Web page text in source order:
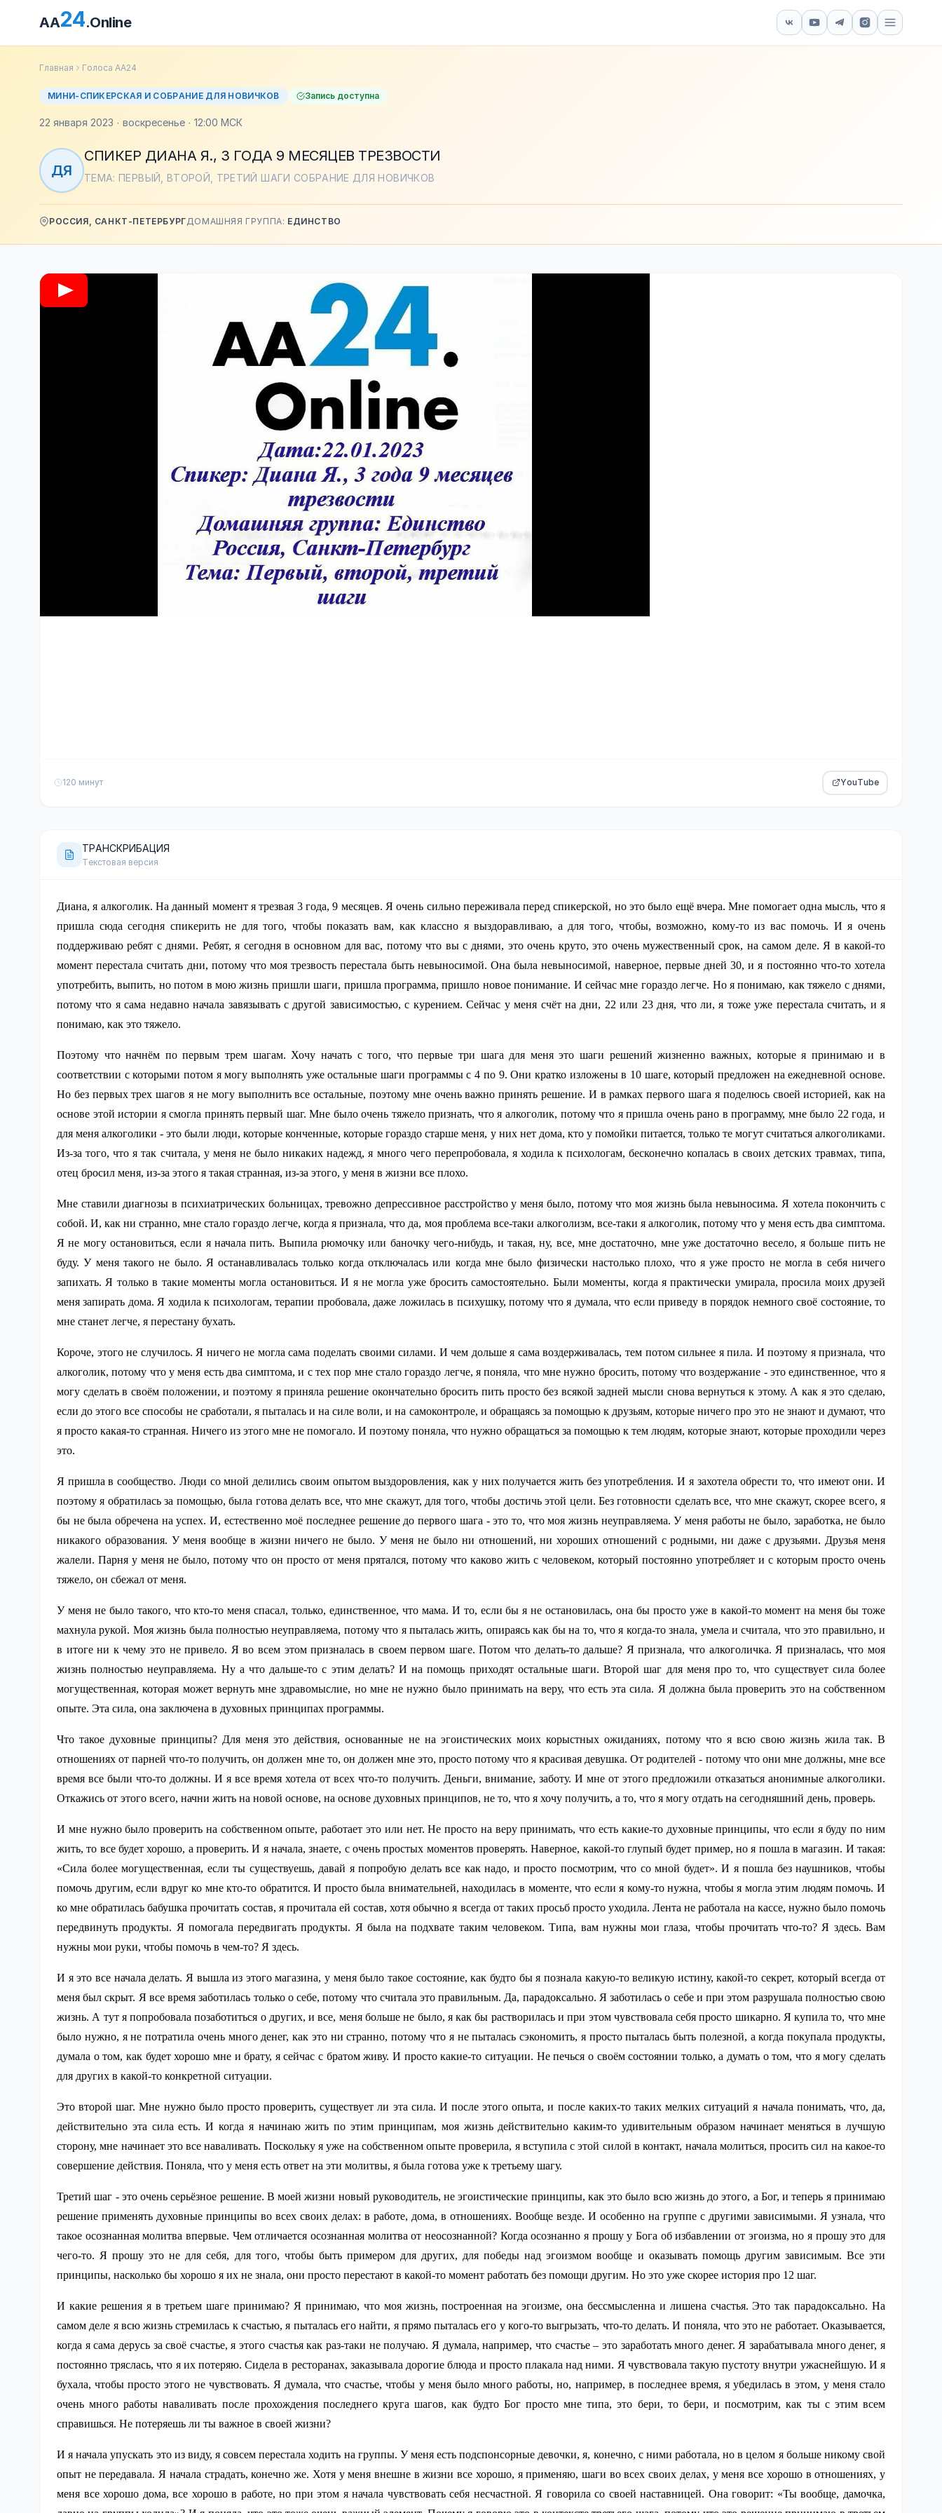
AA24.Online
Главная Голоса АА24
МИНИ-СПИКЕРСКАЯ И СОБРАНИЕ ДЛЯ НОВИЧКОВ Запись доступна
22 января 2023 · воскресенье · 12:00 МСК
ДЯ
СПИКЕР ДИАНА Я., 3 ГОДА 9 МЕСЯЦЕВ ТРЕЗВОСТИ
ТЕМА: ПЕРВЫЙ, ВТОРОЙ, ТРЕТИЙ ШАГИ СОБРАНИЕ ДЛЯ НОВИЧКОВ
РОССИЯ, САНКТ-ПЕТЕРБУРГДОМАШНЯЯ ГРУППА: ЕДИНСТВО
120 минут YouTube
ТРАНСКРИБАЦИЯ
Текстовая версия
Диана, я алкоголик. На данный момент я трезвая 3 года, 9 месяцев. Я очень сильно переживала перед спикерской, но это было ещё вчера. Мне помогает одна мысль, что я
пришла сюда сегодня спикерить не для того, чтобы показать вам, как классно я выздоравливаю, а для того, чтобы, возможно, кому-то из вас помочь. И я очень
поддерживаю ребят с днями. Ребят, я сегодня в основном для вас, потому что вы с днями, это очень круто, это очень мужественный срок, на самом деле. Я в какой-то
момент перестала считать дни, потому что моя трезвость перестала быть невыносимой. Она была невыносимой, наверное, первые дней 30, и я постоянно что-то хотела
употребить, выпить, но потом в мою жизнь пришли шаги, пришла программа, пришло новое понимание. И сейчас мне гораздо легче. Но я понимаю, как тяжело с днями,
потому что я сама недавно начала завязывать с другой зависимостью, с курением. Сейчас у меня счёт на дни, 22 или 23 дня, что ли, я тоже уже перестала считать, и я
понимаю, как это тяжело.
Поэтому что начнём по первым трем шагам. Хочу начать с того, что первые три шага для меня это шаги решений жизненно важных, которые я принимаю и в
соответствии с которыми потом я могу выполнять уже остальные шаги программы с 4 по 9. Они кратко изложены в 10 шаге, который предложен на ежедневной основе.
Но без первых трех шагов я не могу выполнить все остальные, поэтому мне очень важно принять решение. И в рамках первого шага я поделюсь своей историей, как на
основе этой истории я смогла принять первый шаг. Мне было очень тяжело признать, что я алкоголик, потому что я пришла очень рано в программу, мне было 22 года, и
для меня алкоголики - это были люди, которые конченные, которые гораздо старше меня, у них нет дома, кто у помойки питается, только те могут считаться алкоголиками.
Из-за того, что я так считала, у меня не было никаких надежд, я много чего перепробовала, я ходила к психологам, бесконечно копалась в своих детских травмах, типа,
отец бросил меня, из-за этого я такая странная, из-за этого, у меня в жизни все плохо.
Мне ставили диагнозы в психиатрических больницах, тревожно депрессивное расстройство у меня было, потому что моя жизнь была невыносима. Я хотела покончить с
собой. И, как ни странно, мне стало гораздо легче, когда я признала, что да, моя проблема все-таки алкоголизм, все-таки я алкоголик, потому что у меня есть два симптома.
Я не могу остановиться, если я начала пить. Выпила рюмочку или баночку чего-нибудь, и такая, ну, все, мне достаточно, мне уже достаточно весело, я больше пить не
буду. У меня такого не было. Я останавливалась только когда отключалась или когда мне было физически настолько плохо, что я уже просто не могла в себя ничего
запихать. Я только в такие моменты могла остановиться. И я не могла уже бросить самостоятельно. Были моменты, когда я практически умирала, просила моих друзей
меня запирать дома. Я ходила к психологам, терапии пробовала, даже ложилась в психушку, потому что я думала, что если приведу в порядок немного своё состояние, то
мне станет легче, я перестану бухать.
Короче, этого не случилось. Я ничего не могла сама поделать своими силами. И чем дольше я сама воздерживалась, тем потом сильнее я пила. И поэтому я признала, что
алкоголик, потому что у меня есть два симптома, и с тех пор мне стало гораздо легче, я поняла, что мне нужно бросить, потому что воздержание - это единственное, что я
могу сделать в своём положении, и поэтому я приняла решение окончательно бросить пить просто без всякой задней мысли снова вернуться к этому. А как я это сделаю,
если до этого все способы не сработали, я пыталась и на силе воли, и на самоконтроле, и обращаясь за помощью к друзьям, которые ничего про это не знают и думают, что
я просто какая-то странная. Ничего из этого мне не помогало. И поэтому поняла, что нужно обращаться за помощью к тем людям, которые знают, которые проходили через
это.
Я пришла в сообщество. Люди со мной делились своим опытом выздоровления, как у них получается жить без употребления. И я захотела обрести то, что имеют они. И
поэтому я обратилась за помощью, была готова делать все, что мне скажут, для того, чтобы достичь этой цели. Без готовности сделать все, что мне скажут, скорее всего, я
бы не была обречена на успех. И, естественно моё последнее решение до первого шага - это то, что моя жизнь неуправляема. У меня работы не было, заработка, не было
никакого образования. У меня вообще в жизни ничего не было. У меня не было ни отношений, ни хороших отношений с родными, ни даже с друзьями. Друзья меня
жалели. Парня у меня не было, потому что он просто от меня прятался, потому что каково жить с человеком, который постоянно употребляет и с которым просто очень
тяжело, он сбежал от меня.
У меня не было такого, что кто-то меня спасал, только, единственное, что мама. И то, если бы я не остановилась, она бы просто уже в какой-то момент на меня бы тоже
махнула рукой. Моя жизнь была полностью неуправляема, потому что я пыталась жить, опираясь как бы на то, что я когда-то знала, умела и считала, что это правильно, и
в итоге ни к чему это не привело. Я во всем этом призналась в своем первом шаге. Потом что делать-то дальше? Я признала, что алкоголичка. Я призналась, что моя
жизнь полностью неуправляема. Ну а что дальше-то с этим делать? И на помощь приходят остальные шаги. Второй шаг для меня про то, что существует сила более
могущественная, которая может вернуть мне здравомыслие, но мне не нужно было принимать на веру, что есть эта сила. Я должна была проверить это на собственном
опыте. Эта сила, она заключена в духовных принципах программы.
Что такое духовные принципы? Для меня это действия, основанные не на эгоистических моих корыстных ожиданиях, потому что я всю свою жизнь жила так. В
отношениях от парней что-то получить, он должен мне то, он должен мне это, просто потому что я красивая девушка. От родителей - потому что они мне должны, мне все
время все были что-то должны. И я все время хотела от всех что-то получить. Деньги, внимание, заботу. И мне от этого предложили отказаться анонимные алкоголики.
Откажись от этого всего, начни жить на новой основе, на основе духовных принципов, не то, что я хочу получить, а то, что я могу отдать на сегодняшний день, проверь.
И мне нужно было проверить на собственном опыте, работает это или нет. Не просто на веру принимать, что есть какие-то духовные принципы, что если я буду по ним
жить, то все будет хорошо, а проверить. И я начала, знаете, с очень простых моментов проверять. Наверное, какой-то глупый будет пример, но я пошла в магазин. И такая:
«Сила более могущественная, если ты существуешь, давай я попробую делать все как надо, и просто посмотрим, что со мной будет». И я пошла без наушников, чтобы
помочь другим, если вдруг ко мне кто-то обратится. И просто была внимательней, находилась в моменте, что если я кому-то нужна, чтобы я могла этим людям помочь. И
ко мне обратилась бабушка прочитать состав, я прочитала ей состав, хотя обычно я всегда от таких просьб просто уходила. Лента не работала на кассе, нужно было помочь
передвинуть продукты. Я помогала передвигать продукты. Я была на подхвате таким человеком. Типа, вам нужны мои глаза, чтобы прочитать что-то? Я здесь. Вам
нужны мои руки, чтобы помочь в чем-то? Я здесь.
И я это все начала делать. Я вышла из этого магазина, у меня было такое состояние, как будто бы я познала какую-то великую истину, какой-то секрет, который всегда от
меня был скрыт. Я все время заботилась только о себе, потому что считала это правильным. Да, парадоксально. Я заботилась о себе и при этом разрушала полностью свою
жизнь. А тут я попробовала позаботиться о других, и все, меня больше не было, я как бы растворилась и при этом чувствовала себя просто шикарно. Я купила то, что мне
было нужно, я не потратила очень много денег, как это ни странно, потому что я не пыталась сэкономить, я просто пыталась быть полезной, а когда покупала продукты,
думала о том, как будет хорошо мне и брату, я сейчас с братом живу. И просто какие-то ситуации. Не печься о своём состоянии только, а думать о том, что я могу сделать
для других в какой-то конкретной ситуации.
Это второй шаг. Мне нужно было просто проверить, существует ли эта сила. И после этого опыта, и после каких-то таких мелких ситуаций я начала понимать, что, да,
действительно эта сила есть. И когда я начинаю жить по этим принципам, моя жизнь действительно каким-то удивительным образом начинает меняться в лучшую
сторону, мне начинает это все наваливать. Поскольку я уже на собственном опыте проверила, я вступила с этой силой в контакт, начала молиться, просить сил на какое-то
совершение действия. Поняла, что у меня есть ответ на эти молитвы, я была готова уже к третьему шагу.
Третий шаг - это очень серьёзное решение. В моей жизни новый руководитель, не эгоистические принципы, как это было всю жизнь до этого, а Бог, и теперь я принимаю
решение применять духовные принципы во всех своих делах: в работе, дома, в отношениях. Вообще везде. И особенно на группе с другими зависимыми. Я узнала, что
такое осознанная молитва впервые. Чем отличается осознанная молитва от неосознанной? Когда осознанно я прошу у Бога об избавлении от эгоизма, но я прошу это для
чего-то. Я прошу это не для себя, для того, чтобы быть примером для других, для победы над эгоизмом вообще и оказывать помощь другим зависимым. Все эти
принципы, насколько бы хорошо я их не знала, они просто перестают в какой-то момент работать без помощи другим. Но это уже скорее история про 12 шаг.
И какие решения я в третьем шаге принимаю? Я принимаю, что моя жизнь, построенная на эгоизме, она бессмысленна и лишена счастья. Это так парадоксально. На
самом деле я всю жизнь стремилась к счастью, я пыталась его найти, я прямо пыталась его у кого-то выгрызать, что-то делать. И поняла, что это не работает. Оказывается,
когда я сама дерусь за своё счастье, я этого счастья как раз-таки не получаю. Я думала, например, что счастье – это заработать много денег. Я зарабатывала много денег, я
постоянно тряслась, что я их потеряю. Сидела в ресторанах, заказывала дорогие блюда и просто плакала над ними. Я чувствовала такую пустоту внутри ужаснейшую. И я
бухала, чтобы просто этого не чувствовать. Я думала, что счастье, чтобы у меня было много работы, но, например, в последнее время, я убедилась в этом, у меня стало
очень много работы наваливать после прохождения последнего круга шагов, как будто Бог просто мне типа, это бери, то бери, и посмотрим, как ты с этим всем
справишься. Не потеряешь ли ты важное в своей жизни?
И я начала упускать это из виду, я совсем перестала ходить на группы. У меня есть подспонсорные девочки, я, конечно, с ними работала, но в целом я больше никому свой
опыт не передавала. Я начала страдать, конечно же. Хотя у меня внешне в жизни все хорошо, я применяю, шаги во всех своих делах, у меня все хорошо в отношениях, у
меня все хорошо дома, все хорошо в работе, но при этом я начала чувствовать себя несчастной. Я говорила со своей наставницей. Она говорит: «Ты вообще, дамочка,